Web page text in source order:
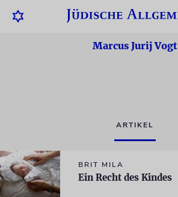
Marcus Jurij Vogt
ARTIKEL
BRIT MILA
Ein Recht des Kindes